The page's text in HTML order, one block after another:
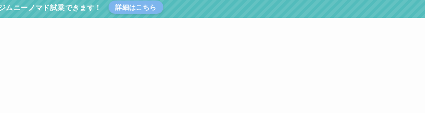
ムニーノマド試乗できます！ 詳細はこちら